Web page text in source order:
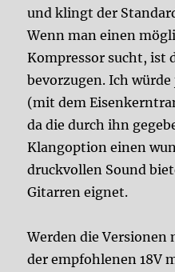
und klingt der
Wenn man einen
Kompressor sucht, ist
bevorzugen. Ich
(mit dem
da die durch ihn
Klangoption einen
druckvollen Sound
Gitarren eignet.
Werden die
der empfohlenen 18V